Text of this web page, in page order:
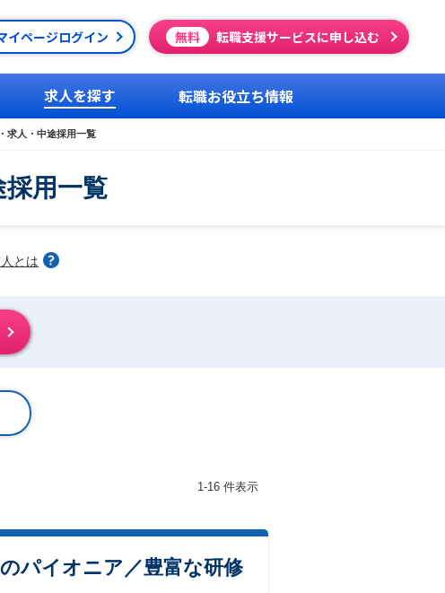
イページログイン 無料 転職支援サービスに申し込む
求人を探す 転職お役立ち情報
求人・中途採用一覧
用一覧
とは
1-16 件表示
パイオニア／豊富な研修